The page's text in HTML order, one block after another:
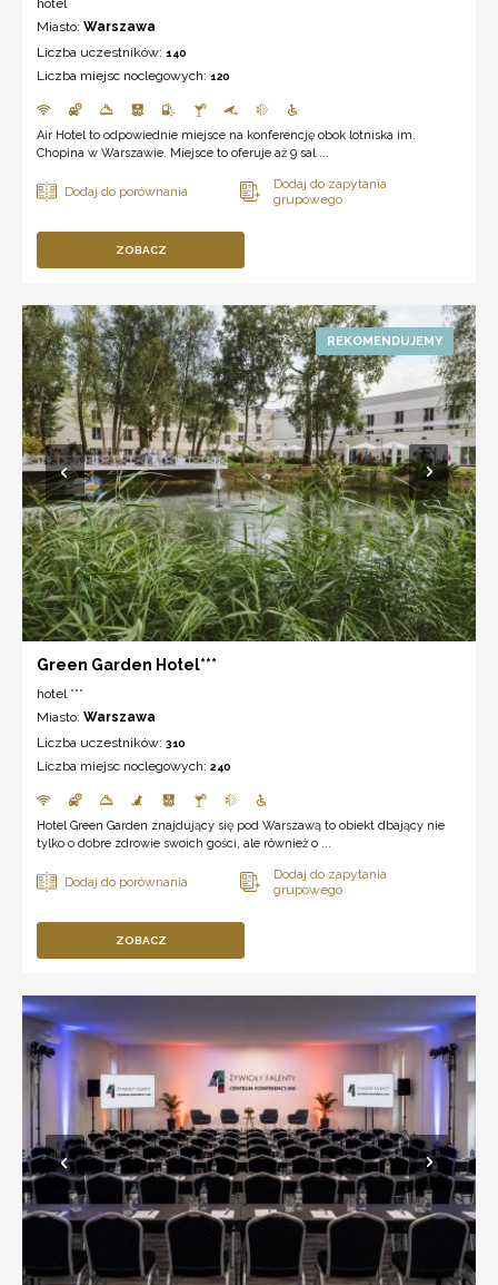
hotel
Miasto: Warszawa
Liczba uczestników: 140
Liczba miejsc noclegowych: 120
Air Hotel to odpowiednie miejsce na konferencję obok lotniska im.
Chopina w Warszawie. Miejsce to oferuje aż 9 sal ...
ZOBACZ
Green Garden Hotel***
hotel ***
Miasto: Warszawa
Liczba uczestników: 310
Liczba miejsc noclegowych: 240
Hotel Green Garden znajdujący się pod Warszawą to obiekt dbający nie
tylko o dobre zdrowie swoich gości, ale również o ...
ZOBACZ